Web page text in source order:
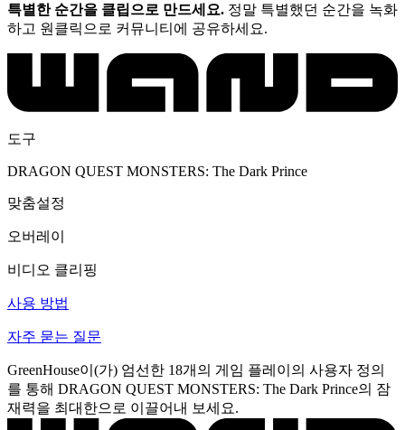
특별한 순간을 클립으로 만드세요. 정말 특별했던 순간을 녹화
하고 원클릭으로 커뮤니티에 공유하세요.
도구
DRAGON QUEST MONSTERS: The Dark Prince
맞춤설정
오버레이
비디오 클리핑
사용 방법
자주 묻는 질문
GreenHouse이(가) 엄선한 18개의 게임 플레이의 사용자 정의
를 통해 DRAGON QUEST MONSTERS: The Dark Prince의 잠
재력을 최대한으로 이끌어내 보세요.